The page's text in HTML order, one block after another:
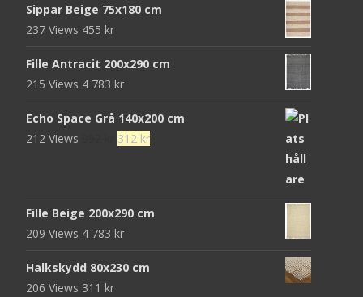
priset priset
Sippar Beige 75x180 cm
237 Views 455 kr
Fille Antracit 200x290 cm
215 Views 4 783 kr
Echo Space Grå 140x200 cm
212 Views
Det
952 kr.
312 krDet
312 kr.
Fille Beige 200x290 cm
209 Views 4 783 kr
Halkskydd 80x230 cm
206 Views 311 kr